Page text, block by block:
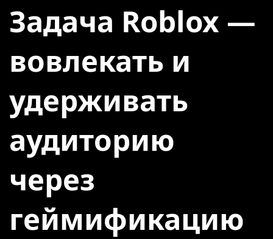
Задача Roblox —
вовлекать и
удерживать
аудиторию
через
геймификацию